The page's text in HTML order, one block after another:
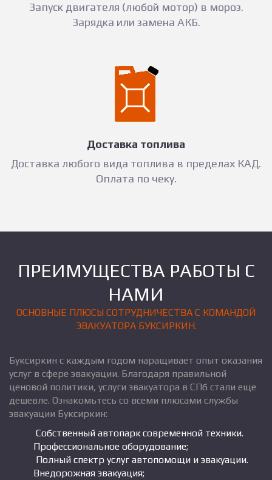
Запуск двигателя (любой мотор) в мороз.
Зарядка или замена АКБ.
Доставка топлива
Доставка любого вида топлива в пределах КАД.
Оплата по чеку.
ПРЕИМУЩЕСТВА РАБОТЫ С
НАМИ
ОСНОВНЫЕ ПЛЮСЫ СОТРУДНИЧЕСТВА С КОМАНДОЙ
ЭВАКУАТОРА БУКСИРКИН.
Буксиркин с каждым годом наращивает опыт оказания
услуг в сфере эвакуации. Благодаря правильной
ценовой политики, услуги эвакуатора в СПб стали еще
дешевле. Ознакомьтесь со всеми плюсами службы
эвакуации Буксиркин:
Собственный автопарк современной техники.
Профессиональное оборудование;
Полный спектр услуг автопомощи и эвакуации.
Внедорожная эвакуация;